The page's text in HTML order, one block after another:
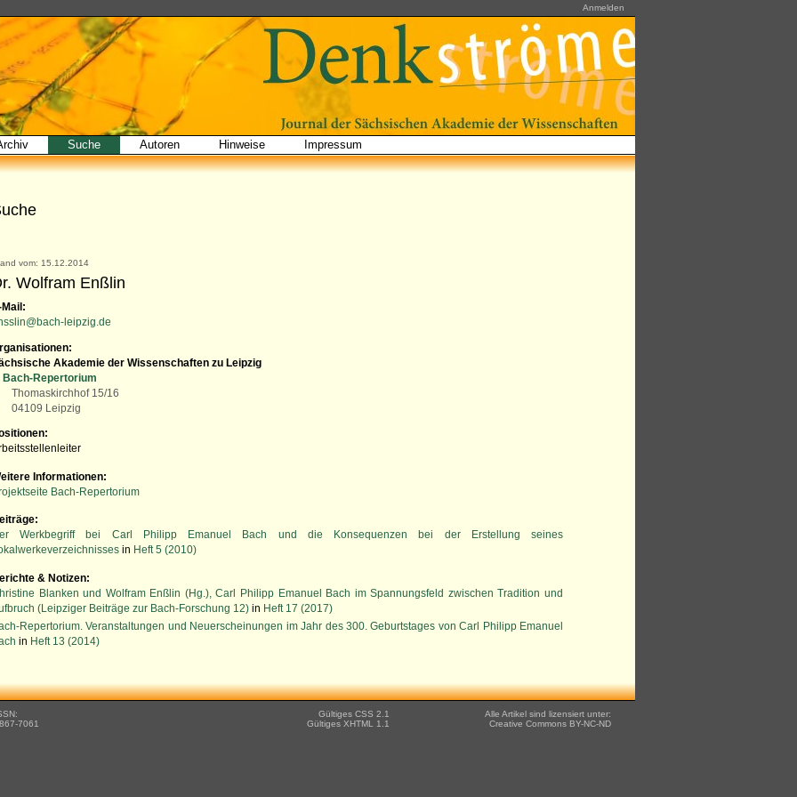
Anmelden
Suche Autoren Hinweise Impressum
vom: 15.12.2014
Wolfram Enßlin
Mail:
leipzig.de
Akademie der Wissenschaften zu Leipzig
Bach-Repertorium
Thomaskirchhof 15/16
04109 Leipzig
Informationen:
Bach-Repertorium
Werkbegriff bei Carl Philipp Emanuel Bach und die Konsequenzen bei der Erstellung seines
in Heft 5 (2010)
& Notizen:
Blanken und Wolfram Enßlin (Hg.), Carl Philipp Emanuel Bach im Spannungsfeld zwischen Tradition und
(Leipziger Beiträge zur Bach-Forschung 12) in Heft 17 (2017)
Repertorium. Veranstaltungen und Neuerscheinungen im Jahr des 300. Geburtstages von Carl Philipp Emanuel
in Heft 13 (2014)
7061
Alle Artikel sind lizensiert unter:
Creative Commons BY-NC-ND
Gültiges CSS 2.1
Gültiges XHTML 1.1